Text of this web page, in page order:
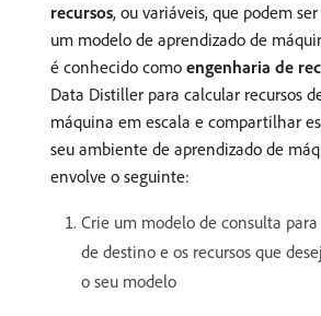
recursos, ou variáveis, que podem
um modelo de aprendizado de
é conhecido como engenharia de
Data Distiller para calcular recursos
máquina em escala e compartilhar
seu ambiente de aprendizado de
envolve o seguinte:
Crie um modelo de consulta
de destino e os recursos que
o seu modelo